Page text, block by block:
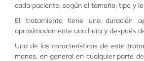
cada paciente, según el tamaño, tipo y
El tratamiento tiene una duración
aproximadamente una hora y después
Una de las características de este
manos, en general en cualquier parte